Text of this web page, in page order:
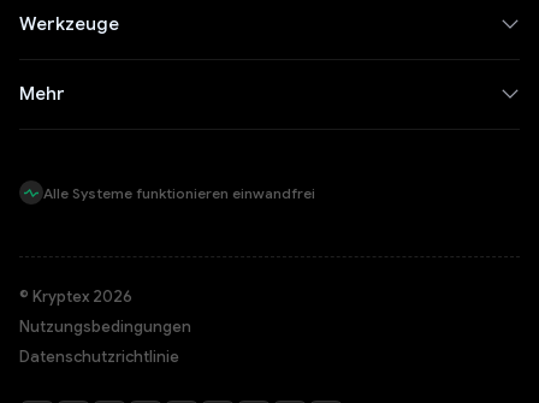
Werkzeuge
Mehr
Alle Systeme funktionieren einwandfrei
© Kryptex 2026
Nutzungsbedingungen
Datenschutzrichtlinie